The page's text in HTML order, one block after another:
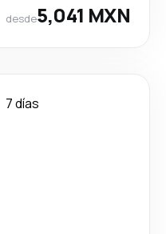
desde5,041 MXN
7 días